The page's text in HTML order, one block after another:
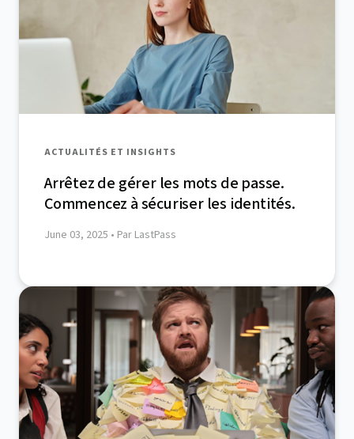
ACTUALITÉS ET INSIGHTS
Arrêtez de gérer les mots de passe.
Commencez à sécuriser les identités.
June 03, 2025 • Par LastPass